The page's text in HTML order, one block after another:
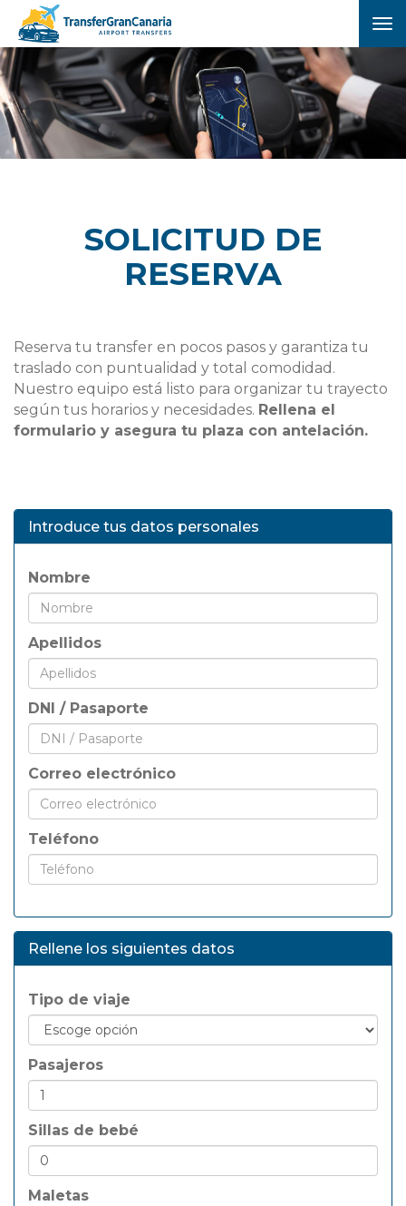
SOLICITUD DE
RESERVA
Reserva tu transfer en pocos pasos y garantiza tu
traslado con puntualidad y total comodidad.
Nuestro equipo está listo para organizar tu trayecto
según tus horarios y necesidades. Rellena el
formulario y asegura tu plaza con antelación.
Introduce tus datos personales
Nombre
Apellidos
DNI / Pasaporte
Correo electrónico
Teléfono
Rellene los siguientes datos
Tipo de viaje
Pasajeros
Sillas de bebé
Maletas